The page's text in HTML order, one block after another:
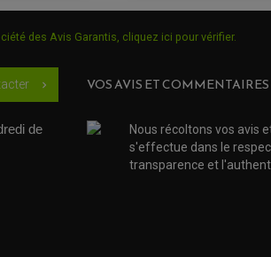
des Avis Garantis, cliquez ici pour vérifier.
chevron_right
de
VOS AVIS ET COMMENTAIRES
Nous récoltons vos avis
s'effectue dans le
transparence et